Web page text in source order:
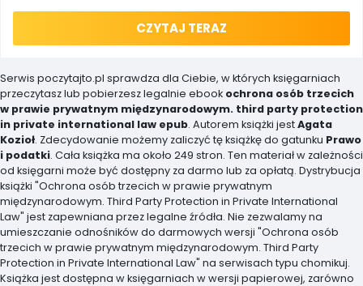
CZYTAJ TERAZ
Serwis poczytajto.pl sprawdza dla Ciebie, w których księgarniach
przeczytasz lub pobierzesz legalnie ebook ochrona osób trzecich
w prawie prywatnym międzynarodowym. third party protection
in private international law epub. Autorem książki jestAgata
Kozioł. Zdecydowanie możemy zaliczyć tę książkę do gatunku Prawo
i podatki. Cała książka ma około 249 stron. Ten materiał w zależności
od księgarni może być dostępny za darmo lub za opłatą. Dystrybucja
książki "Ochrona osób trzecich w prawie prywatnym
międzynarodowym. Third Party Protection in Private International
Law" jest zapewniana przez legalne źródła. Nie zezwalamy na
umieszczanie odnośników do darmowych wersji "Ochrona osób
trzecich w prawie prywatnym międzynarodowym. Third Party
Protection in Private International Law" na serwisach typu chomikuj.
Książka jest dostępna w księgarniach w wersji papierowej, zarówno